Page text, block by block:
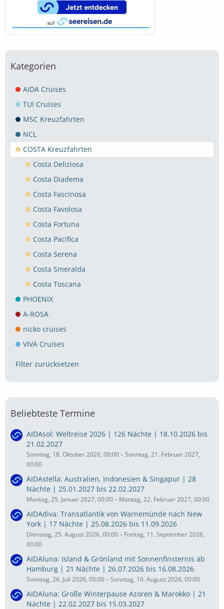
Kategorien
AIDA Cruises
TUI Cruises
MSC Kreuzfahrten
NCL
COSTA Kreuzfahrten
Costa Deliziosa
Costa Diadema
Costa Fascinosa
Costa Favolosa
Costa Fortuna
Costa Pacifica
Costa Serena
Costa Smeralda
Costa Toscana
PHOENIX
A-ROSA
nicko cruises
VIVA Cruises
Filter zurücksetzen
Beliebteste Termine
AIDAsol: Weltreise 2026 | 126 Nächte | 18.10.2026 bis
21.02.2027
Sonntag, 18. Oktober 2026, 00:00 – Sonntag, 21. Februar 2027,
00:00
AIDAstella: Australien, Indonesien & Singapur | 28
Nächte | 25.01.2027 bis 22.02.2027
Montag, 25. Januar 2027, 00:00 – Montag, 22. Februar 2027, 00:00
AIDAdiva: Transatlantik von Warnemünde nach New
York | 17 Nächte | 25.08.2026 bis 11.09.2026
Dienstag, 25. August 2026, 00:00 – Freitag, 11. September 2026,
00:00
AIDAluna: Island & Grönland mit Sonnenfinsternis ab
Hamburg | 21 Nächte | 26.07.2026 bis 16.08.2026
Sonntag, 26. Juli 2026, 00:00 – Sonntag, 16. August 2026, 00:00
AIDAluna: Große Winterpause Azoren & Marokko | 21
Nächte | 22.02.2027 bis 15.03.2027